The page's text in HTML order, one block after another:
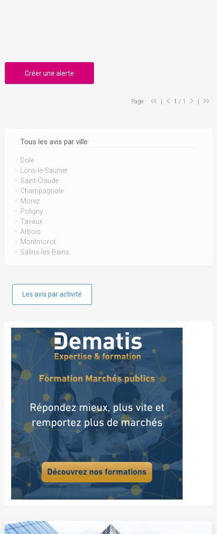
Tous les avis par ville
Dole
Lons-le-Saunier
Saint-Claude
Champagnole
Morez
Poligny
Tavaux
Arbois
Montmorot
Salins-les-Bains
Les avis par activité
Créer une alerte
Page : 1 / 1